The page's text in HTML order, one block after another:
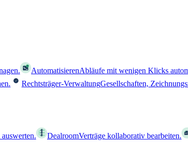
AutomatisierenAbläufe mit wenigen Klicks
Rechtsträger-VerwaltungGesellschaften,
DealroomVerträge kollaborativ bearbeiten.